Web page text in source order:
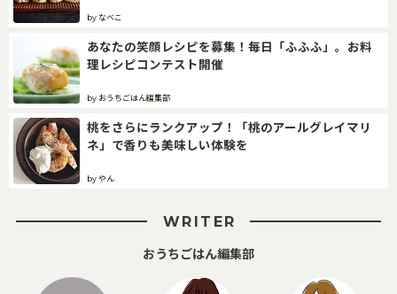
by なべこ
あなたの笑顔レシピを募集！毎日「ふふふ」。お料
理レシピコンテスト開催
by おうちごはん編集部
桃をさらにランクアップ！「桃のアールグレイマリ
ネ」で香りも美味しい体験を
by やん
WRITER
おうちごはん編集部